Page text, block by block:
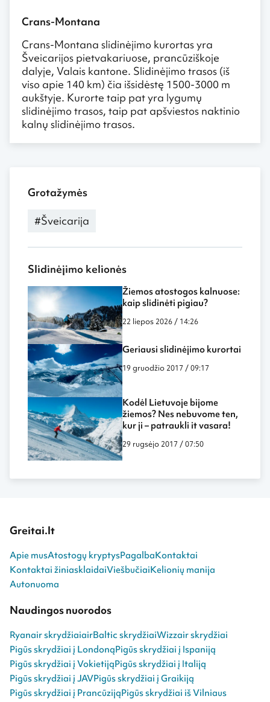
Crans-Montana
Crans-Montana slidinėjimo kurortas yra
Šveicarijos pietvakariuose, prancūziškoje
dalyje, Valais kantone. Slidinėjimo trasos (iš
viso apie 140 km) čia išsidėstę 1500-3000 m
aukštyje. Kurorte taip pat yra lygumų
slidinėjimo trasos, taip pat apšviestos naktinio
kalnų slidinėjimo trasos.
Grotažymės
#Šveicarija
Slidinėjimo kelionės
Žiemos atostogos kalnuose:
kaip slidinėti pigiau?
22 liepos 2026 / 14:26
Geriausi slidinėjimo kurortai
19 gruodžio 2017 / 09:17
Kodėl Lietuvoje bijome
žiemos? Nes nebuvome ten,
kur ji – patraukli it vasara!
29 rugsėjo 2017 / 07:50
Greitai.lt
Apie musAtostogų kryptysPagalbaKontaktai
Kontaktai žiniasklaidaiViešbučiaiKelionių manija
Autonuoma
Naudingos nuorodos
Ryanair skrydžiaiairBaltic skrydžiaiWizzair skrydžiai
Pigūs skrydžiai į LondonąPigūs skrydžiai į Ispaniją
Pigūs skrydžiai į VokietijąPigūs skrydžiai į Italiją
Pigūs skrydžiai į JAVPigūs skrydžiai į Graikiją
Pigūs skrydžiai į PrancūzijąPigūs skrydžiai iš Vilniaus